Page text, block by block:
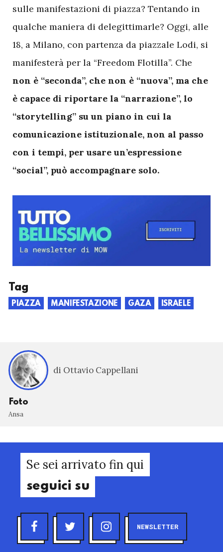
sulle manifestazioni di piazza? Tentando in
qualche maniera di delegittimarle? Oggi, alle
18, a Milano, con partenza da piazzale Lodi, si
manifesterà per la “Freedom Flotilla”. Che
non è “seconda”, che non è “nuova”, ma che
è capace di riportare la “narrazione”, lo
“storytelling” su un piano in cui la
comunicazione istituzionale, non al passo
con i tempi, per usare un’espressione
“social”, può accompagnare solo.
Tag
PIAZZA MANIFESTAZIONE GAZA ISRAELE
di Ottavio Cappellani
Foto
Ansa
Se sei arrivato fin qui
seguici su
NEWSLETTER